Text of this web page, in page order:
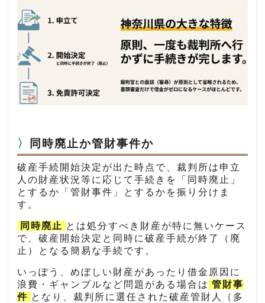
同時廃止か管財事件か
破産手続開始決定が出た時点で、裁判所は申立
人の財産状況等に応じて手続きを「同時廃止」
とするか「管財事件」とするかを振り分けま
す。
同時廃止 とは処分すべき財産が特に無いケース
で、破産開始決定と同時に破産手続が終了（廃
止）となる簡易な手続です。
いっぽう、めぼしい財産があったり借金原因に
浪費・ギャンブルなど問題がある場合は 管財事
件 となり、裁判所に選任された破産管財人（多